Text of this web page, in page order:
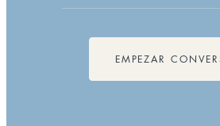
EMPEZAR